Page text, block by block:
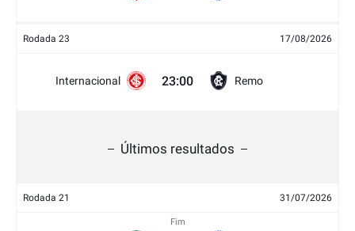
Rodada 23 17/08/2026
Internacional 23:00 Remo
Últimos resultados
Rodada 21 31/07/2026
Fim